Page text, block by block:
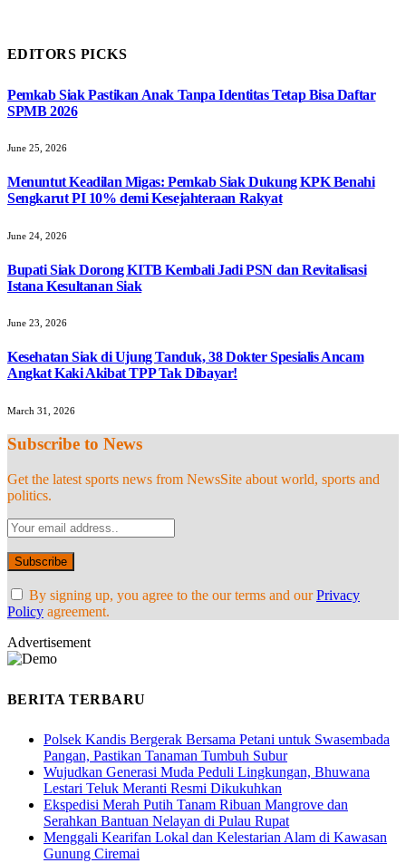
EDITORS PICKS
Pemkab Siak Pastikan Anak Tanpa Identitas Tetap Bisa Daftar
SPMB 2026
June 25, 2026
Menuntut Keadilan Migas: Pemkab Siak Dukung KPK Benahi
Sengkarut PI 10% demi Kesejahteraan Rakyat
June 24, 2026
Bupati Siak Dorong KITB Kembali Jadi PSN dan Revitalisasi
Istana Kesultanan Siak
June 23, 2026
Kesehatan Siak di Ujung Tanduk, 38 Dokter Spesialis Ancam
Angkat Kaki Akibat TPP Tak Dibayar!
March 31, 2026
Subscribe to News
Get the latest sports news from NewsSite about world, sports and
politics.
By signing up, you agree to the our terms and ourPrivacy
Policy agreement.
Advertisement
BERITA TERBARU
Polsek Kandis Bergerak Bersama Petani untuk Swasembada
Pangan, Pastikan Tanaman Tumbuh Subur
Wujudkan Generasi Muda Peduli Lingkungan, Bhuwana
Lestari Teluk Meranti Resmi Dikukuhkan
Ekspedisi Merah Putih Tanam Ribuan Mangrove dan
Serahkan Bantuan Nelayan di Pulau Rupat
Menggali Kearifan Lokal dan Kelestarian Alam di Kawasan
Gunung Ciremai